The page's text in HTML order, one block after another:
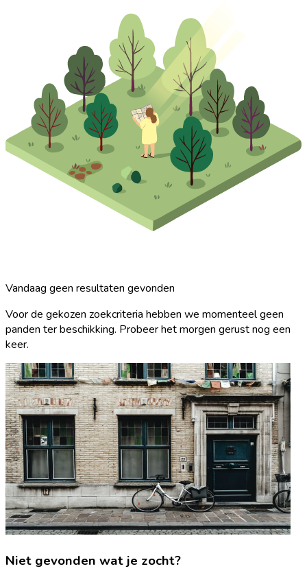
Vandaag geen resultaten gevonden
Voor de gekozen zoekcriteria hebben we momenteel geen
panden ter beschikking. Probeer het morgen gerust nog een
keer.
Niet gevonden wat je zocht?